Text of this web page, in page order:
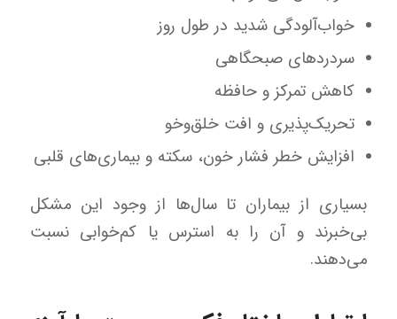
خواب‌آلودگی شدید در طول روز
سردردهای صبحگاهی
کاهش تمرکز و حافظه
تحریک‌پذیری و افت خلق‌وخو
افزایش خطر فشار خون، سکته و بیماری‌های قلبی
بسیاری از بیماران تا سال‌ها از وجود این مشکل
بی‌خبرند و آن را به استرس یا کم‌خوابی نسبت
می‌دهند.